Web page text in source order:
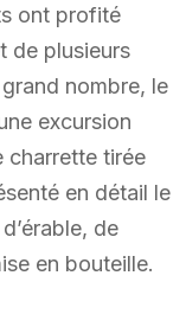
ont profité
de plusieurs
nombre, le
excursion
charrette tirée
en détail le
de
en bouteille.